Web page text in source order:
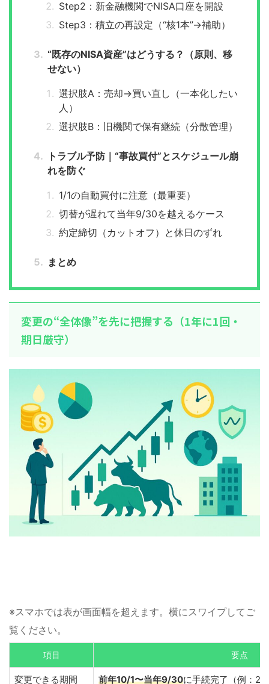
Step2：新金融機関でNISA口座を開設
Step3：積立の再設定（“核1本”→補助）
“既存のNISA資産”はどうする？（原則、移
せない）
選択肢A：売却→買い直し（一本化したい
人）
選択肢B：旧機関で保有継続（分散管理）
トラブル予防｜“事故買付”とスケジュール崩
れを防ぐ
1/1の自動買付に注意（最重要）
切替が遅れて当年9/30を越えるケース
約定締切（カットオフ）と休日のずれ
まとめ
変更の“全体像”を先に把握する（1年に1回・
期日厳守）
※スマホでは表が画面幅を超えます。横にスワイプしてご
覧ください。
項目 要点
変更できる期間 前年10/1〜当年9/30に手続完了（例：